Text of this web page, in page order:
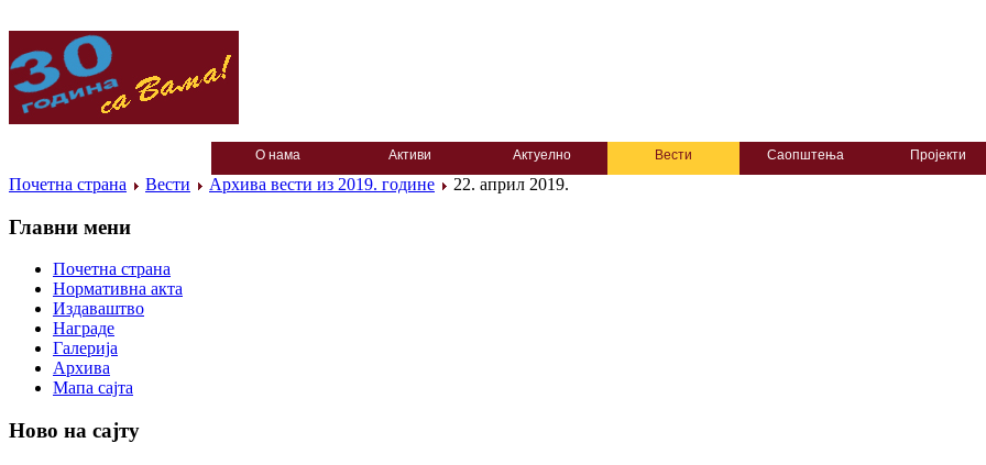
О нама Активи Актуелно Вести Саопштења Пројекти
Почетна страна Вести Архива вести из 2019. године 22. април 2019.
Главни мени
Почетна страна
Нормативна акта
Издаваштво
Награде
Галерија
Архива
Мапа сајта
Ново на сајту